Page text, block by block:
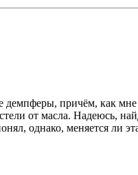
причём, как
от масла. Надеюсь,
однако, меняется ли